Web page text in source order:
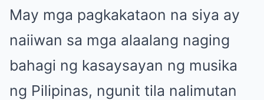
May mga pagkakataon na siya ay
naiiwan sa mga alaalang naging
bahagi ng kasaysayan ng musika
ng Pilipinas, ngunit tila nalimutan